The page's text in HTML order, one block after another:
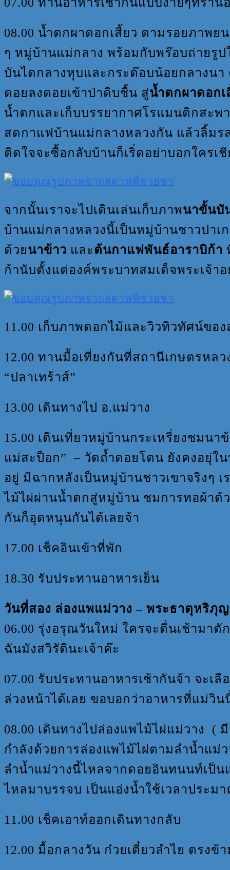
08.00 น้ำตกผาดอกเสี้ยว ตามรอยภาพ
ๆ หมู่บ้านแม่กลาง พร้อมกับพร๊อบถ่ายรู
บันไดกลางหุบและกระต๊อบน้อยกลางน
ดอยลงดอยเข้าป่าดิบชื้น สู่น้ำตกผาดอกเ
น้ำตกและเก็บบรรยากาศโรแมนติกสะพ
สดกาแฟบ้านแม่กลางหลวงกัน แล้วลิ้ม
ติดใจจะซื้อกลับบ้านก็เริ่ดอย่าบอกใครเชี
จากนั้นเราจะไปเดินเล่นเก็บภาพนาขั้นบั
บ้านแม่กลางหลวงนี้เป็นหมู่บ้านชาวปา
ด้วยนาข้าว และต้นกาแฟพันธ์อาราบิก้า
ก้านับตั้งแต่องค์พระบาทสมเด็จพระเจ้
11.00 เก็บภาพดอกไม้และวิวทิวทัศน์ข
12.00 ทานมื้อเที่ยงกันที่สถานีเกษตรหล
“ปลาเทร้าส์”
13.00 เดินทางไป อ.แม่วาง
15.00 เดินเที่ยวหมู่บ้านกระเหรี่ยงชมน
แม่สะป็อก” – วัดถ้ำดอยโตน ยังคงอยุ่ใ
อยู่ มีฉากหลังเป็นหมู่บ้านชาวเขาจริงๆ
ไม้ไผ่ผ่านน้ำตกสู่หมู่บ้าน ชมการทอผ้าด้
กันก็อุดหนุนกันได้เลยจ้า
17.00 เช็คอินเข้าที่พัก
18.30 รับประทานอาหารเย็น
วันที่สอง ล่องแพแม่วาง– พระธาตุหริภุญ
06.00 รุ่งอรุณวันใหม่ ใครจะตื่นเช้ามา
ฉันมังสวิรัตินะเจ้าค๊ะ
07.00 รับประทานอาหารเช้ากันจ้า จะเ
ล่วงหน้าได้เลย ขอบอกว่าอาหารที่แม่วิน
08.00 เดินทางไปล่องแพไม้ไผ่แม่วาง (
กำลังด้วยการล่องแพไม้ไผ่ตามลำน้ำแม่
ลำน้ำแม่วางนี้ไหลจากดอยอินทนนท์เป็
ไหลมาบรรจบ เป็นแอ่งน้ำใช้เวลาประม
11.00 เช็คเอาท์ออกเดินทางกลับ
12.00 มื้อกลางวัน ก๋วยเตี๋ยวลำไย ตรง